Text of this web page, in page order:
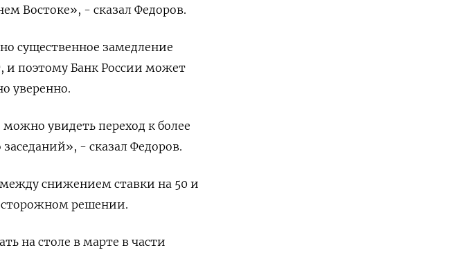
Востоке», - сказал Федоров.
существенное замедление
поэтому Банк России может
уверенно.
увидеть переход к более
- сказал Федоров.
снижением ставки на 50 и
решении.
на столе в марте в части